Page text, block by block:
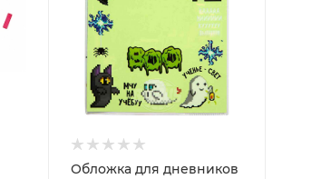
Обложка для дневников